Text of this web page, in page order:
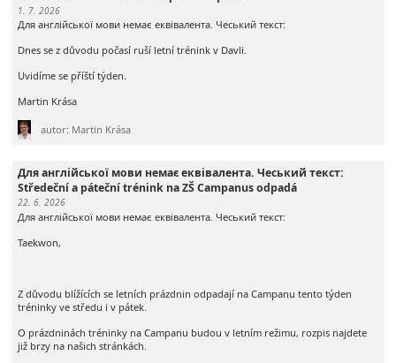
1. 7. 2026
Для англійської мови немає еквівалента. Чеський текст:
Dnes se z důvodu počasí ruší letní trénink v Davli.
Uvidíme se příští týden.
Martin Krása
autor: Martin Krása
Для англійської мови немає еквівалента. Чеський текст:
Středeční a páteční trénink na ZŠ Campanus odpadá
22. 6. 2026
Для англійської мови немає еквівалента. Чеський текст:
Taekwon,
Z důvodu blížících se letních prázdnin odpadají na Campanu tento týden
tréninky ve středu i v pátek.
O prázdninách tréninky na Campanu budou v letním režimu, rozpis najdete
již brzy na našich stránkách.